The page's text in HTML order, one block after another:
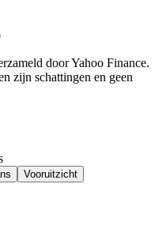
door Yahoo Finance.
zijn schattingen en geen
Vooruitzicht